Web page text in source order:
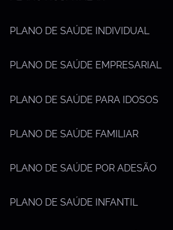
PLANO DE SAÚDE INDIVIDUAL
PLANO DE SAÚDE EMPRESARIAL
PLANO DE SAÚDE PARA IDOSOS
PLANO DE SAÚDE FAMILIAR
PLANO DE SAÚDE POR ADESÃO
PLANO DE SAÚDE INFANTIL